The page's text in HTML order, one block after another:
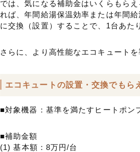
では、気になる補助金はいくらもら
れば、年間給湯保温効率または年間
に交換（設置）することで、1台あた
さらに、より高性能なエコキュート
エコキュートの設置・交換でもら
■対象機器：基準を満たすヒートポン
■補助金額
(1) 基本額：8万円/台